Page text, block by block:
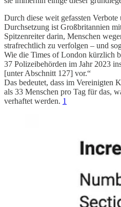
Durch diese weit gefassten
Durchsetzung ist Großbritannien
Spitzenreiter darin, Menschen
strafrechtlich zu verfolgen – und
Wie die Times of London kürzlich
37 Polizeibehörden im Jahr 2023
[unter Abschnitt 127] vor.“
Das bedeutet, dass im Vereinigten
als 33 Menschen pro Tag für das,
verhaftet werden. 1